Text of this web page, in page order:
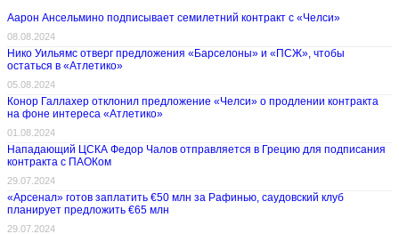
Аарон Ансельмино подписывает семилетний контракт с «Челси»
08.08.2024
Нико Уильямс отверг предложения «Барселоны» и «ПСЖ», чтобы
остаться в «Атлетико»
05.08.2024
Конор Галлахер отклонил предложение «Челси» о продлении контракта
на фоне интереса «Атлетико»
01.08.2024
Нападающий ЦСКА Федор Чалов отправляется в Грецию для подписания
контракта с ПАОКом
29.07.2024
«Арсенал» готов заплатить €50 млн за Рафинью, саудовский клуб
планирует предложить €65 млн
29.07.2024